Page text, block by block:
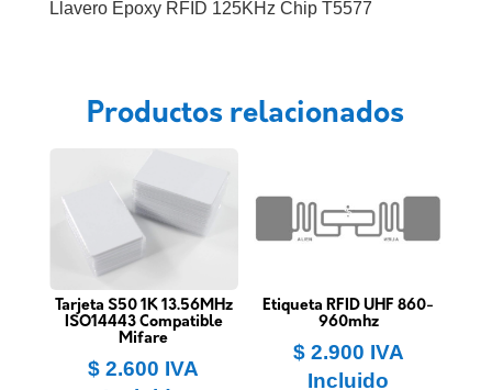
Llavero Epoxy RFID 125KHz Chip T5577
Productos relacionados
Tarjeta S50 1K 13.56MHz
ISO14443 Compatible
Mifare
$ 2.600 IVA
Etiqueta RFID UHF 860-
960mhz
$2.900 IVA
Incluido